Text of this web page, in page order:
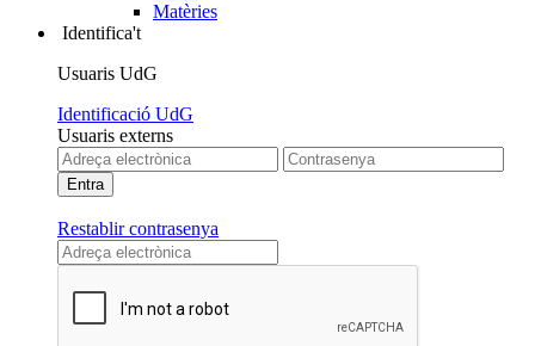
Matèries
Identifica't
Usuaris UdG
Identificació UdG
Usuaris externs
Restablir contrasenya